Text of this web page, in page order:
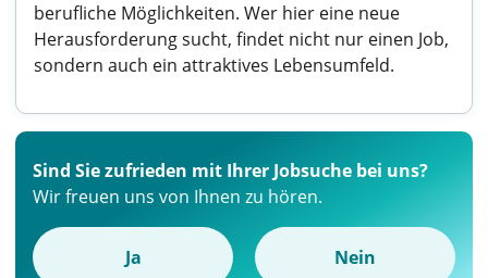
berufliche Möglichkeiten. Wer hier eine neue
Herausforderung sucht, findet nicht nur einen Job,
sondern auch ein attraktives Lebensumfeld.
Sind Sie zufrieden mit Ihrer Jobsuche bei uns?
Wir freuen uns von Ihnen zu hören.
Ja Nein